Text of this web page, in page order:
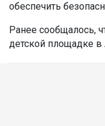
обеспечить
Ранее сообщалось,
детской площадке